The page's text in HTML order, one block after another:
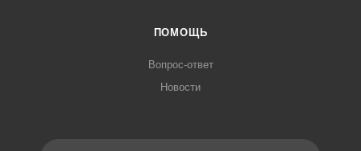
ПОМОЩЬ
Вопрос-ответ
Новости